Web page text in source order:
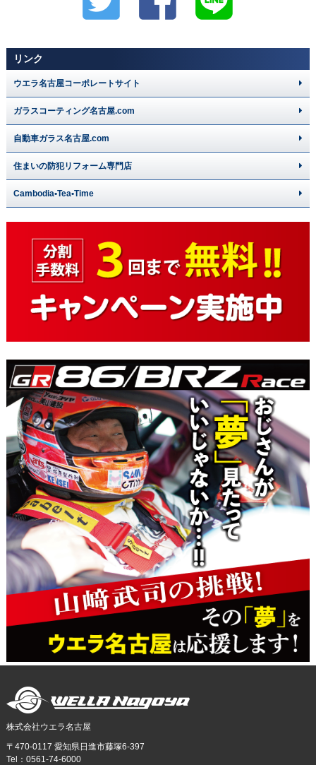
リンク
ウエラ名古屋コーポレートサイト
ガラスコーティング名古屋.com
自動車ガラス名古屋.com
住まいの防犯リフォーム専門店
Cambodia•Tea•Time
株式会社ウエラ名古屋
〒470-0117 愛知県日進市藤塚6-397
Tel：0561-74-6000